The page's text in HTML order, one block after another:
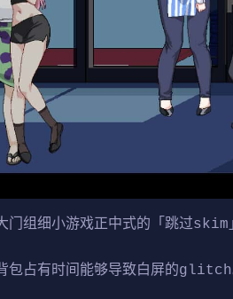
组细小游戏正中式的「跳过skim
包占有时间能够导致白屏的glitch